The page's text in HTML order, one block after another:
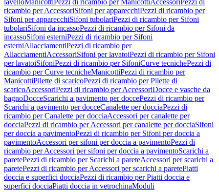
lavelloManicottiPezzi di ricambio per ManicottiAccessoriPezzi di
ricambio per AccessoriSifoni per apparecchiPezzi di ricambio per
Sifoni per apparecchiSifoni tubolariPezzi di ricambio per Sifoni
tubolariSifoni da incassoPezzi di ricambio per Sifoni da
incassoSifoni esterniPezzi di ricambio per Sifoni
esterniAllacciamentiPezzi di ricambio per
AllacciamentiAccessoriSifoni per lavatoiPezzi di ricambio per Sifoni
per lavatoiSifoniPezzi di ricambio per SifoniCurve tecnichePezzi di
ricambio per Curve tecnicheManicottiPezzi di ricambio per
ManicottiPilette di scaricoPezzi di ricambio per Pilette di
scaricoAccessoriPezzi di ricambio per AccessoriDocce e vasche da
bagnoDocceScarichi a pavimento per doccePezzi di ricambio per
Scarichi a pavimento per docceCanalette per docciaPezzi di
ricambio per Canalette per docciaAccessori per canalette per
docciaPezzi di ricambio per Accessori per canalette per docciaSifoni
per doccia a pavimentoPezzi di ricambio per Sifoni per doccia a
pavimentoAccessori per sifoni per doccia a pavimentoPezzi di
ricambio per Accessori per sifoni per doccia a pavimentoScarichi a
paretePezzi di ricambio per Scarichi a pareteAccessori per scarichi a
paretePezzi di ricambio per Accessori per scarichi a paretePiatti
doccia e superfici docciaPezzi di ricambio per Piatti doccia e
superfici docciaPiatti doccia in vetrochinaModuli